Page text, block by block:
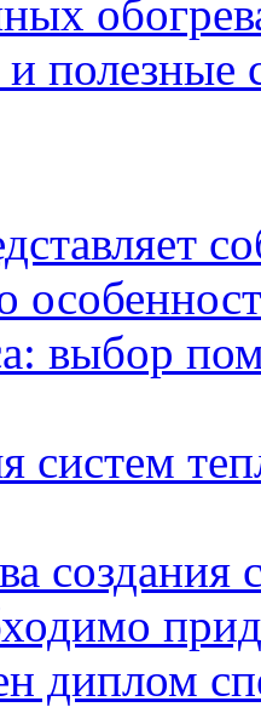
и полезные
выбор
систем
создания
диплом